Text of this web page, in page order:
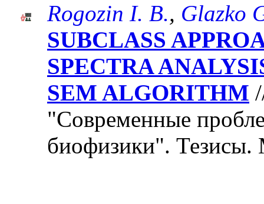
Rogozin I. B., Glazko
SUBCLASS
SPECTRA
SEM ALGORITHM
"Современные
биофизики".